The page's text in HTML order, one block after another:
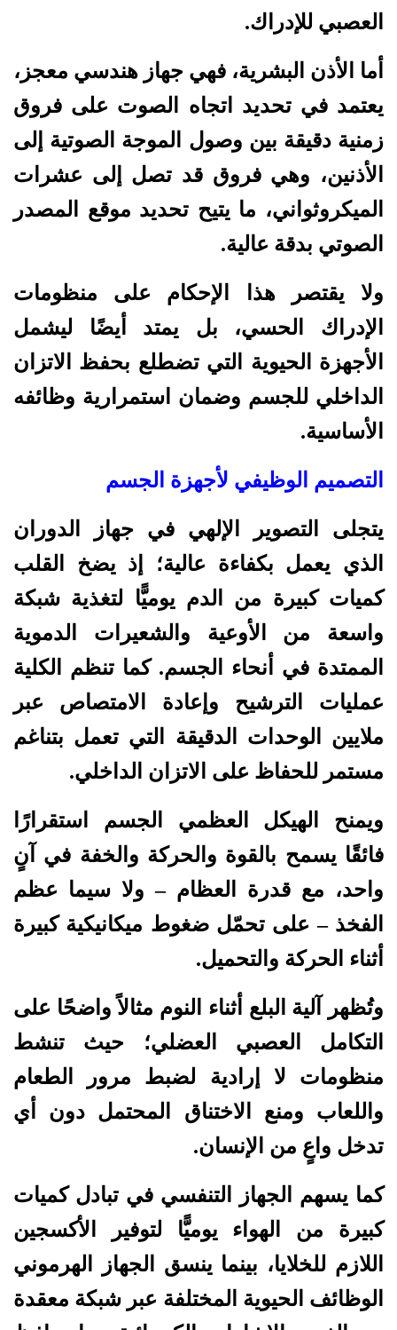
العصبي للإدراك.
أما الأذن البشرية، فهي جهاز هندسي معجز،
يعتمد في تحديد اتجاه الصوت على فروق
زمنية دقيقة بين وصول الموجة الصوتية إلى
الأذنين، وهي فروق قد تصل إلى عشرات
الميكروثواني، ما يتيح تحديد موقع المصدر
الصوتي بدقة عالية.
ولا يقتصر هذا الإحكام على منظومات
الإدراك الحسي، بل يمتد أيضًا ليشمل
الأجهزة الحيوية التي تضطلع بحفظ الاتزان
الداخلي للجسم وضمان استمرارية وظائفه
الأساسية.
التصميم الوظيفي لأجهزة الجسم
يتجلى التصوير الإلهي في جهاز الدوران
الذي يعمل بكفاءة عالية؛ إذ يضخ القلب
كميات كبيرة من الدم يوميًّا لتغذية شبكة
واسعة من الأوعية والشعيرات الدموية
الممتدة في أنحاء الجسم. كما تنظم الكلية
عمليات الترشيح وإعادة الامتصاص عبر
ملايين الوحدات الدقيقة التي تعمل بتناغم
مستمر للحفاظ على الاتزان الداخلي.
ويمنح الهيكل العظمي الجسم استقرارًا
فائقًا يسمح بالقوة والحركة والخفة في آنٍ
واحد، مع قدرة العظام – ولا سيما عظم
الفخذ – على تحمّل ضغوط ميكانيكية كبيرة
أثناء الحركة والتحميل.
وتُظهر آلية البلع أثناء النوم مثالاً واضحًا على
التكامل العصبي العضلي؛ حيث تنشط
منظومات لا إرادية لضبط مرور الطعام
واللعاب ومنع الاختناق المحتمل دون أي
تدخل واعٍ من الإنسان.
كما يسهم الجهاز التنفسي في تبادل كميات
كبيرة من الهواء يوميًّا لتوفير الأكسجين
اللازم للخلايا، بينما ينسق الجهاز الهرموني
الوظائف الحيوية المختلفة عبر شبكة معقدة